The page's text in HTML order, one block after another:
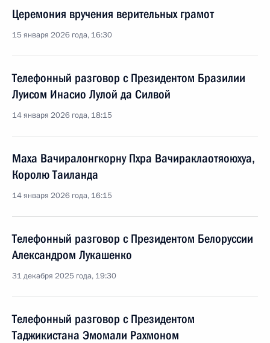
Церемония вручения верительных грамот
15 января 2026 года, 16:30
Телефонный разговор с Президентом Бразилии
Луисом Инасио Лулой да Силвой
14 января 2026 года, 18:15
Маха Вачиралонгкорну Пхра Вачираклаотяоюхуа,
Королю Таиланда
14 января 2026 года, 16:15
Телефонный разговор с Президентом Белоруссии
Александром Лукашенко
31 декабря 2025 года, 19:30
Телефонный разговор с Президентом
Таджикистана Эмомали Рахмоном